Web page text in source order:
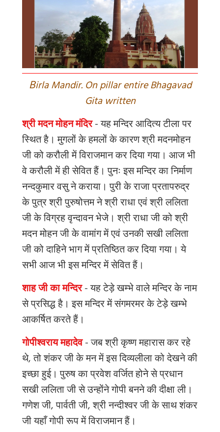
Birla Mandir. On pillar entire Bhagavad
Gita written
श्री मदन मोहन मंदिर-यहमन्दिरआदित्यटीलापर
स्थितहै। मुगलोंकेहमलोंकेकारणश्रीमदनमोहन
जीकोकरौलीमेंविराजमानकरदियागया। आजभी
वेकरौलीमेंहीसेवितहैं। पुनःइसमन्दिरकानिर्माण
नन्दकुमारवसुनेकराया। पुरीकेराजाप्रतापरुद्र
केपुत्रश्रीपुरुषोत्तमनेश्रीराधाएवंश्रीललिता
जीकेविग्रहवृन्दावनभेजे। श्रीराधाजीकोश्री
मदनमोहनजीकेवामांगमेंएवंउनकीसखीललिता
जीकोदाहिनेभागमेंप्रतिष्ठितकरदियागया। ये
सभीआजभीइसमन्दिरमेंसेवितहैं।
शाह जी का मन्दिर-यहटेड़ेखम्भेवालेमन्दिरकेनाम
सेप्रसिद्धहै। इसमन्दिरमेंसंगमरमरकेटेड़ेखम्भे
आकर्षितकरतेहैं।
गोपीश्वराय महादेव-जबश्रीकृष्णमहारासकररहे
थे,तोशंकरजीकेमनमेंइसदिव्यलीलाकोदेखनेकी
इच्छाहुई। पुरुषकाप्रवेशवर्जितहोनेसेप्रधान
सखीललिताजीसेउन्होंनेगोपीबननेकीदीक्षाली।
गणेशजी,पार्वतीजी,श्रीनन्दीश्वरजीकेसाथशंकर
जीयहाँगोपीरूपमेंविराजमानहैं।